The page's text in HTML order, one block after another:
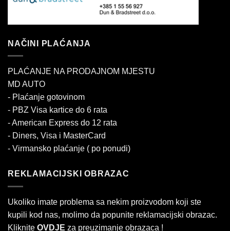
NAČINI PLAĆANJA
PLAĆANJE NA PRODAJNOM MJESTU
MD AUTO
- Plaćanje gotovinom
- PBZ Visa kartice do 6 rata
- American Express do 12 rata
- Diners, Visa i MasterCard
- Virmansko plaćanje ( po ponudi)
REKLAMACIJSKI OBRAZAC
Ukoliko imate problema sa nekim proizvodom koji ste
kupili kod nas, molimo da popunite reklamacijski obrazac.
Kliknite OVDJE za preuzimanje obrazaca !